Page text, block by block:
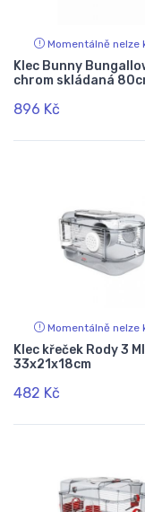
Momentálně nelze
Klec Bunny
chrom skládaná
896 Kč
Momentálně nelze
Klec křeček Rody 3
33x21x18cm
482 Kč